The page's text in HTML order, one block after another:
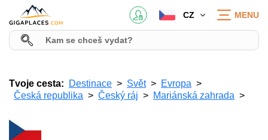
CZ MENU
Tvoje cesta: Destinace Svět
Evropa
Česká republika
Český ráj Mariánská zahrada